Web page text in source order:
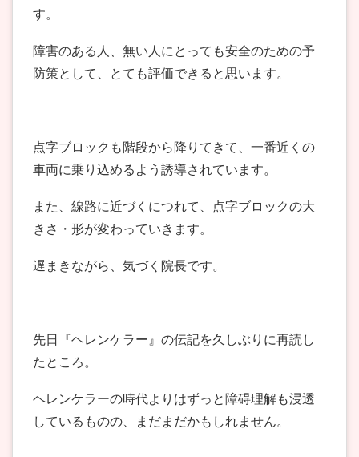
す。
障害のある人、無い人にとっても安全のための予
防策として、とても評価できると思います。
点字ブロックも階段から降りてきて、一番近くの
車両に乗り込めるよう誘導されています。
また、線路に近づくにつれて、点字ブロックの大
きさ・形が変わっていきます。
遅まきながら、気づく院長です。
先日『ヘレンケラー』の伝記を久しぶりに再読し
たところ。
ヘレンケラーの時代よりはずっと障碍理解も浸透
しているものの、まだまだかもしれません。